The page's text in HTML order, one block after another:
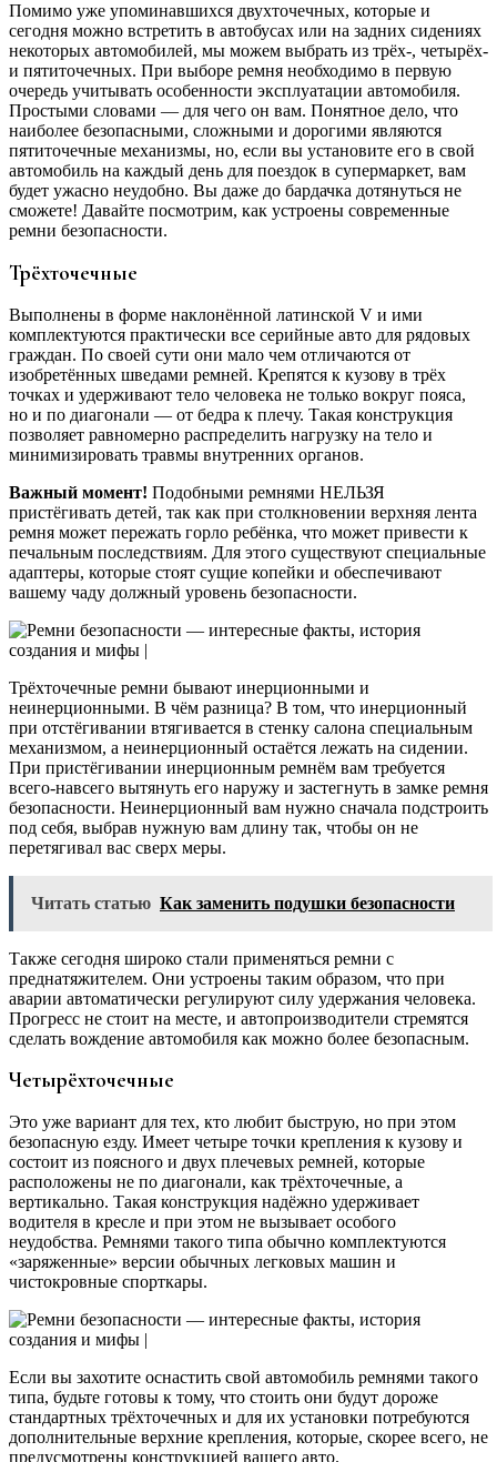
Помимо уже упоминавшихся двухточечных, которые и
сегодня можно встретить в автобусах или на задних сидениях
некоторых автомобилей, мы можем выбрать из трёх-, четырёх-
и пятиточечных. При выборе ремня необходимо в первую
очередь учитывать особенности эксплуатации автомобиля.
Простыми словами — для чего он вам. Понятное дело, что
наиболее безопасными, сложными и дорогими являются
пятиточечные механизмы, но, если вы установите его в свой
автомобиль на каждый день для поездок в супермаркет, вам
будет ужасно неудобно. Вы даже до бардачка дотянуться не
сможете! Давайте посмотрим, как устроены современные
ремни безопасности.
Трёхточечные
Выполнены в форме наклонённой латинской V и ими
комплектуются практически все серийные авто для рядовых
граждан. По своей сути они мало чем отличаются от
изобретённых шведами ремней. Крепятся к кузову в трёх
точках и удерживают тело человека не только вокруг пояса,
но и по диагонали — от бедра к плечу. Такая конструкция
позволяет равномерно распределить нагрузку на тело и
минимизировать травмы внутренних органов.
Важный момент! Подобными ремнями НЕЛЬЗЯ
пристёгивать детей, так как при столкновении верхняя лента
ремня может пережать горло ребёнка, что может привести к
печальным последствиям. Для этого существуют специальные
адаптеры, которые стоят сущие копейки и обеспечивают
вашему чаду должный уровень безопасности.
Трёхточечные ремни бывают инерционными и
неинерционными. В чём разница? В том, что инерционный
при отстёгивании втягивается в стенку салона специальным
механизмом, а неинерционный остаётся лежать на сидении.
При пристёгивании инерционным ремнём вам требуется
всего-навсего вытянуть его наружу и застегнуть в замке ремня
безопасности. Неинерционный вам нужно сначала подстроить
под себя, выбрав нужную вам длину так, чтобы он не
перетягивал вас сверх меры.
Читать статью Как заменить подушки безопасности
Также сегодня широко стали применяться ремни с
преднатяжителем. Они устроены таким образом, что при
аварии автоматически регулируют силу удержания человека.
Прогресс не стоит на месте, и автопроизводители стремятся
сделать вождение автомобиля как можно более безопасным.
Четырёхточечные
Это уже вариант для тех, кто любит быструю, но при этом
безопасную езду. Имеет четыре точки крепления к кузову и
состоит из поясного и двух плечевых ремней, которые
расположены не по диагонали, как трёхточечные, а
вертикально. Такая конструкция надёжно удерживает
водителя в кресле и при этом не вызывает особого
неудобства. Ремнями такого типа обычно комплектуются
«заряженные» версии обычных легковых машин и
чистокровные спорткары.
Если вы захотите оснастить свой автомобиль ремнями такого
типа, будьте готовы к тому, что стоить они будут дороже
стандартных трёхточечных и для их установки потребуются
дополнительные верхние крепления, которые, скорее всего, не
предусмотрены конструкцией вашего авто.